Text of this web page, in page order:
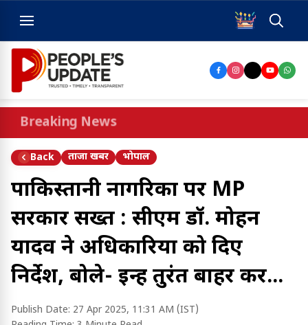
Breaking News
Back ताजा खबर भोपाल
पाकिस्तानी नागरिकों पर MP
सरकार सख्त : सीएम डॉ. मोहन
यादव ने अधिकारियों को दिए
निर्देश, बोले- इन्हें तुरंत बाहर करें...
Publish Date: 27 Apr 2025, 11:31 AM (IST)